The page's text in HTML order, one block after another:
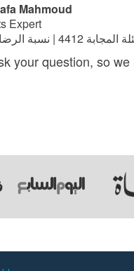
Mahmoud
Expert
your question, so